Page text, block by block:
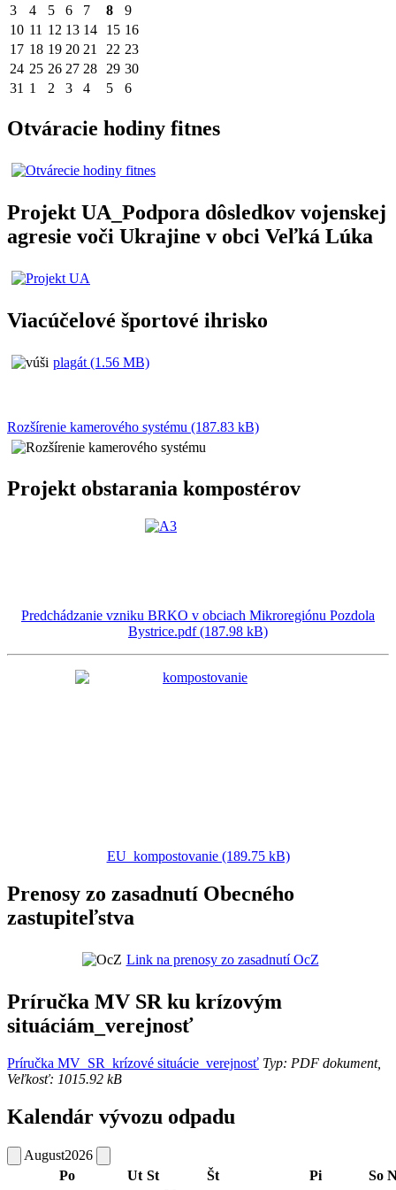
3 4 5 6 7 8
9
10 11 12 13 14 15 16
17 18 19 20 21 22 23
24 25 26 27 28 29 30
31 1 2 3 4 5 6
Otváracie hodiny fitnes
Projekt UA_Podpora dôsledkov vojenskej
agresie voči Ukrajine v obci Veľká Lúka
Viacúčelové športové ihrisko
plagát (1.56 MB)
Rozšírenie kamerového systému (187.83 kB)
Projekt obstarania kompostérov
Predchádzanie vzniku BRKO v obciach Mikroregiónu Pozdola
Bystrice.pdf (187.98 kB)
EU_kompostovanie (189.75 kB)
Prenosy zo zasadnutí Obecného
zastupiteľstva
Link na prenosy zo zasadnutí OcZ
Príručka MV SR ku krízovým
situáciám_verejnosť
Príručka MV_SR_krízové situácie_verejnosť Typ: PDF dokument,
Veľkosť: 1015.92 kB
Kalendár vývozu odpadu
August2026
Po
Ut St Št Pi So